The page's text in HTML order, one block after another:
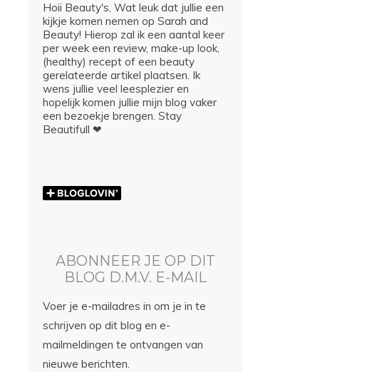
Hoii Beauty's, Wat leuk dat jullie een
kijkje komen nemen op Sarah and
Beauty! Hierop zal ik een aantal keer
per week een review, make-up look,
(healthy) recept of een beauty
gerelateerde artikel plaatsen. Ik
wens jullie veel leesplezier en
hopelijk komen jullie mijn blog vaker
een bezoekje brengen. Stay
Beautifull ❤
ABONNEER JE OP DIT
BLOG D.M.V. E-MAIL
Voer je e-mailadres in om je in te
schrijven op dit blog en e-
mailmeldingen te ontvangen van
nieuwe berichten.